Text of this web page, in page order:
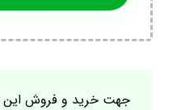
جهت خرید و فروش این